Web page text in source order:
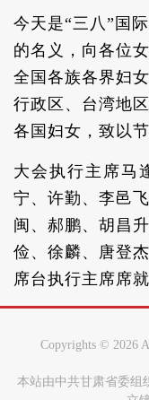
今天是“三八”国
的名义，向各位
全国各族各界妇
行政区、台湾地
各国妇女，致以
大会执行主席马
宁、许勤、李邑
闽、郝鹏、胡昌
俭、徐麟、唐登
席台执行主席席就
Copyrights © 2026
本站由中共甘肃省委组